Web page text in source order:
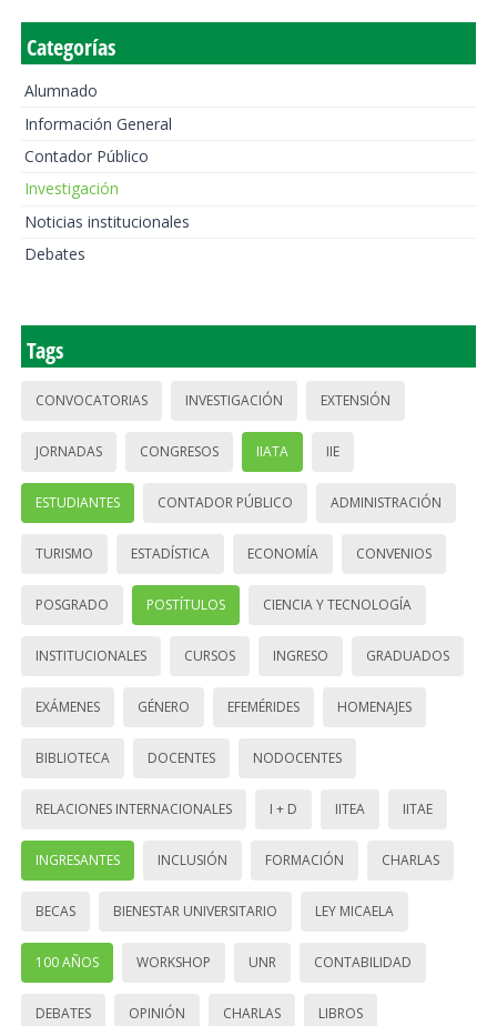
Categorías
Alumnado
Información General
Contador Público
Investigación
Noticias institucionales
Debates
Tags
CONVOCATORIAS INVESTIGACIÓN EXTENSIÓN
JORNADAS CONGRESOS IIATA IIE
ESTUDIANTES CONTADOR PÚBLICO ADMINISTRACIÓN
TURISMO ESTADÍSTICA ECONOMÍA CONVENIOS
POSGRADO POSTÍTULOS CIENCIA Y TECNOLOGÍA
INSTITUCIONALES CURSOS INGRESO GRADUADOS
EXÁMENES GÉNERO EFEMÉRIDES HOMENAJES
BIBLIOTECA DOCENTES NODOCENTES
RELACIONES INTERNACIONALES I + D IITEA IITAE
INGRESANTES INCLUSIÓN FORMACIÓN CHARLAS
BECAS BIENESTAR UNIVERSITARIO LEY MICAELA
100 AÑOS WORKSHOP UNR CONTABILIDAD
DEBATES OPINIÓN CHARLAS LIBROS